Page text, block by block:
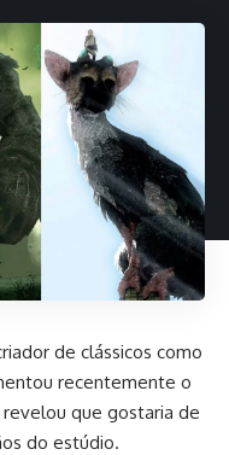
de clássicos como
recentemente o
que gostaria de
do estúdio.